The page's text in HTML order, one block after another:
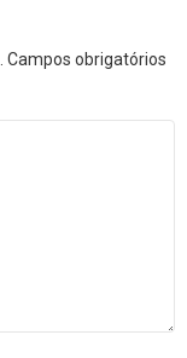
Campos obrigatórios